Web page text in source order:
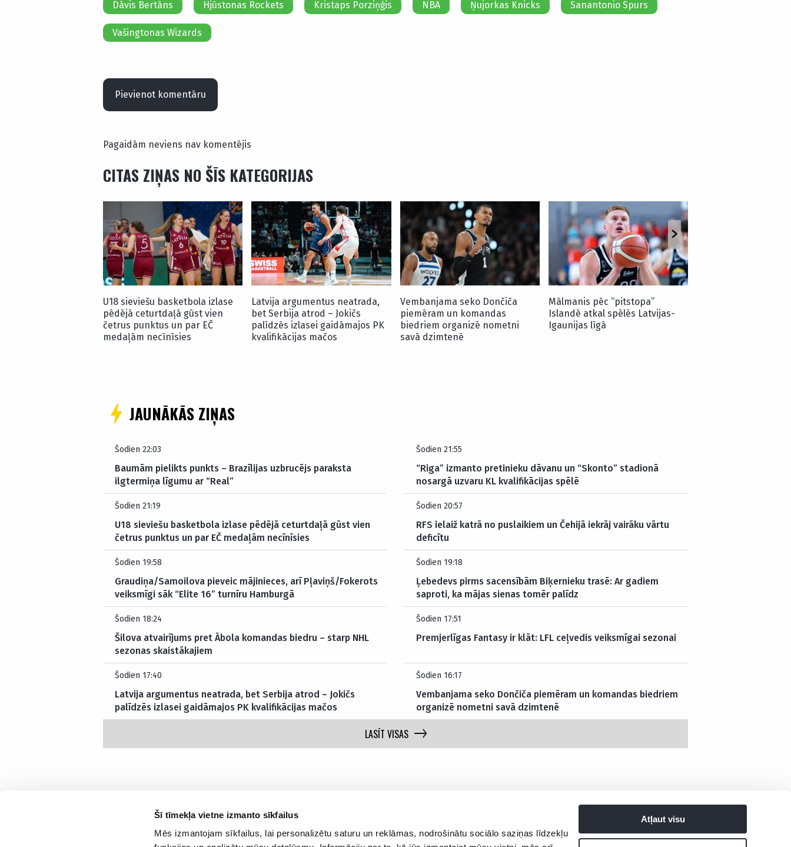
Šī tīmekļa vietne izmanto sīkfailus
Mēs izmantojam sīkfailus, lai personalizētu saturu un reklāmas, nodrošinātu sociālo saziņas līdzekļu
Atļaut visu
Dāvis Bertāns Hjūstonas Rockets Kristaps Porziņģis NBA Ņujorkas Knicks Sanantonio Spurs
Vašingtonas Wizards
Pievienot komentāru
Pagaidām neviens nav komentējis
CITAS ZIŅAS NO ŠĪS KATEGORIJAS
U18 sieviešu basketbola izlase
pēdējā ceturtdaļā gūst vien
četrus punktus un par EČ
medaļām necīnīsies
Latvija argumentus neatrada,
bet Serbija atrod – Jokičs
palīdzēs izlasei gaidāmajos PK
kvalifikācijas mačos
Vembanjama seko Dončiča
piemēram un komandas
biedriem organizē nometni
savā dzimtenē
Mālmanis pēc “pitstopa”
Islandē atkal spēlēs Latvijas-
Igaunijas līgā
JAUNĀKĀS ZIŅAS
Šodien 22:03
Baumām pielikts punkts – Brazīlijas uzbrucējs paraksta
ilgtermiņa līgumu ar “Real”
Šodien 21:55
“Riga” izmanto pretinieku dāvanu un “Skonto” stadionā
nosargā uzvaru KL kvalifikācijas spēlē
Šodien 21:19
U18 sieviešu basketbola izlase pēdējā ceturtdaļā gūst vien
četrus punktus un par EČ medaļām necīnīsies
Šodien 20:57
RFS ielaiž katrā no puslaikiem un Čehijā iekrāj vairāku vārtu
deficītu
Šodien 19:58
Graudiņa/Samoilova pieveic mājinieces, arī Pļaviņš/Fokerots
veiksmīgi sāk “Elite 16” turnīru Hamburgā
Šodien 19:18
Ļebedevs pirms sacensībām Biķernieku trasē: Ar gadiem
saproti, ka mājas sienas tomēr palīdz
Šodien 18:24
Šilova atvairījums pret Ābola komandas biedru – starp NHL
sezonas skaistākajiem
Šodien 17:51
Premjerlīgas Fantasy ir klāt: LFL ceļvedis veiksmīgai sezonai
Šodien 17:40
Latvija argumentus neatrada, bet Serbija atrod – Jokičs
palīdzēs izlasei gaidāmajos PK kvalifikācijas mačos
Šodien 16:17
Vembanjama seko Dončiča piemēram un komandas biedriem
organizē nometni savā dzimtenē
LASĪT VISAS